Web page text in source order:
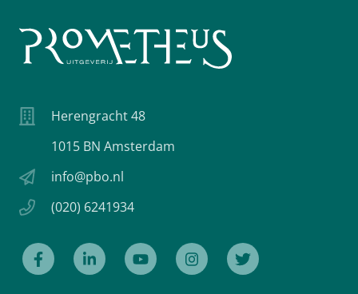
Herengracht 48
1015 BN Amsterdam
info@pbo.nl
(020) 6241934